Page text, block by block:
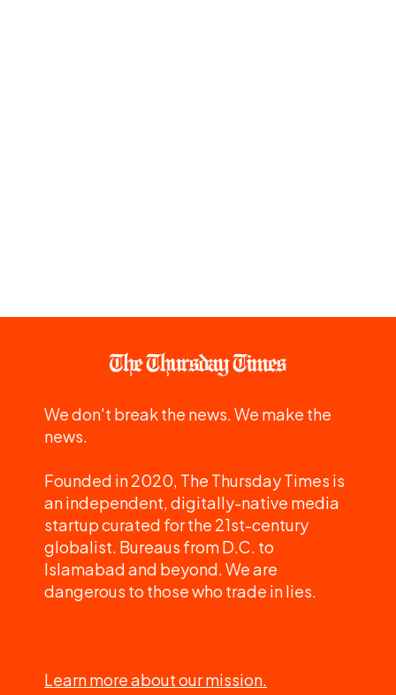
We don't break the news. We make the
news.
Founded in 2020, The Thursday Times is
an independent, digitally-native media
startup curated for the 21st-century
globalist. Bureaus from D.C. to
Islamabad and beyond. We are
dangerous to those who trade in lies.
Learn more about our mission.